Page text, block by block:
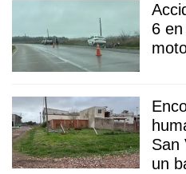
6
San
un